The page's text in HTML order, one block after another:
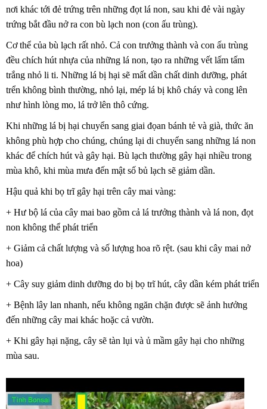
nơi khác tới đẻ trứng trên những đọt lá non, sau khi đẻ vài ngày
trứng bắt đầu nở ra con bù lạch non (con ấu trùng).
Cơ thể của bù lạch rất nhỏ. Cả con trưởng thành và con ấu trùng
đều chích hút nhựa của những lá non, tạo ra những vết lấm tấm
trắng nhỏ li ti. Những lá bị hại sẽ mất dần chất dinh dưỡng, phát
trển không bình thường, nhỏ lại, mép lá bị khô cháy và cong lên
như hình lòng mo, lá trở lên thô cứng.
Khi những lá bị hại chuyển sang giai đọan bánh tẻ và già, thức ăn
không phù hợp cho chúng, chúng lại di chuyển sang những lá non
khác để chích hút và gây hại. Bù lạch thường gây hại nhiều trong
mùa khô, khi mùa mưa đến mật số bủ lạch sẽ giảm dần.
Hậu quả khi bọ trĩ gây hại trên cây mai vàng:
+ Hư bộ lá của cây mai bao gồm cả lá trưởng thành và lá non, đọt
non không thể phát triển
+ Giảm cả chất lượng và số lượng hoa rõ rệt. (sau khi cây mai nở
hoa)
+ Cây suy giảm dinh dưỡng do bị bọ trĩ hút, cây dần kém phát triển
+ Bệnh lây lan nhanh, nếu không ngăn chặn được sẽ ảnh hưởng
đến những cây mai khác hoặc cả vườn.
+ Khi gây hại nặng, cây sẽ tàn lụi và ủ mầm gây hại cho những
mùa sau.